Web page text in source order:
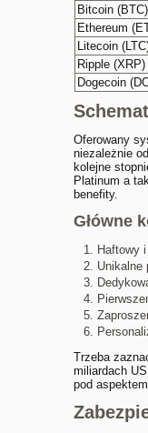
Bitcoin (BTC)
Ethereum
Litecoin
Ripple (XRP)
Dogecoin
Oferowany
niezależnie
kolejne
Platinum a
benefity.
Główne
Haftowy
Unikalne
Trzeba
miliardach
pod